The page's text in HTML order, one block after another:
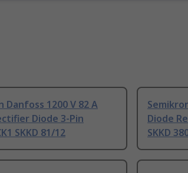
Danfoss 1200 V 82 A
Diode 3-Pin
SKKD 81/12
Diode
SKKD